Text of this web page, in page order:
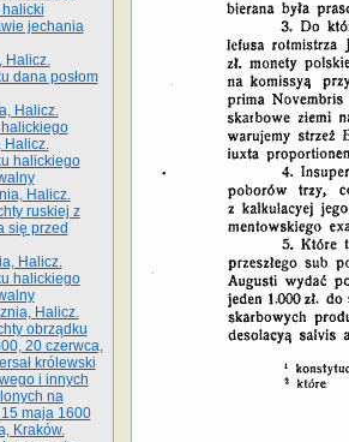
halicki
jechania
Halicz.
dana posłom
Halicz.
Halicz.
halickiego
Halicz.
ruskiej z
się przed
Halicz.
halickiego
Halicz.
obrządku
20 czerwca,
królewski
i innych
na
maja 1600
Kraków.